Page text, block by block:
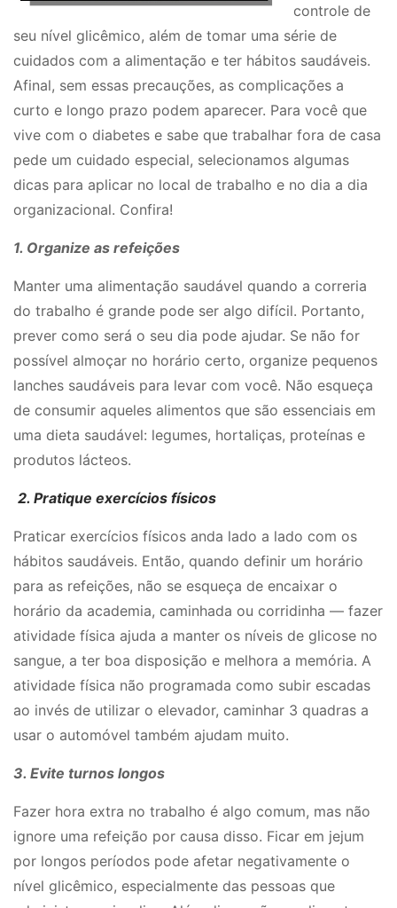
controle de
seu nível glicêmico, além de tomar uma série de
cuidados com a alimentação e ter hábitos saudáveis.
Afinal, sem essas precauções, as complicações a
curto e longo prazo podem aparecer. Para você que
vive com o diabetes e sabe que trabalhar fora de casa
pede um cuidado especial, selecionamos algumas
dicas para aplicar no local de trabalho e no dia a dia
organizacional. Confira!
1. Organize as refeições
Manter uma alimentação saudável quando a correria
do trabalho é grande pode ser algo difícil. Portanto,
prever como será o seu dia pode ajudar. Se não for
possível almoçar no horário certo, organize pequenos
lanches saudáveis para levar com você. Não esqueça
de consumir aqueles alimentos que são essenciais em
uma dieta saudável: legumes, hortaliças, proteínas e
produtos lácteos.
2. Pratique exercícios físicos
Praticar exercícios físicos anda lado a lado com os
hábitos saudáveis. Então, quando definir um horário
para as refeições, não se esqueça de encaixar o
horário da academia, caminhada ou corridinha — fazer
atividade física ajuda a manter os níveis de glicose no
sangue, a ter boa disposição e melhora a memória. A
atividade física não programada como subir escadas
ao invés de utilizar o elevador, caminhar 3 quadras a
usar o automóvel também ajudam muito.
3. Evite turnos longos
Fazer hora extra no trabalho é algo comum, mas não
ignore uma refeição por causa disso. Ficar em jejum
por longos períodos pode afetar negativamente o
nível glicêmico, especialmente das pessoas que